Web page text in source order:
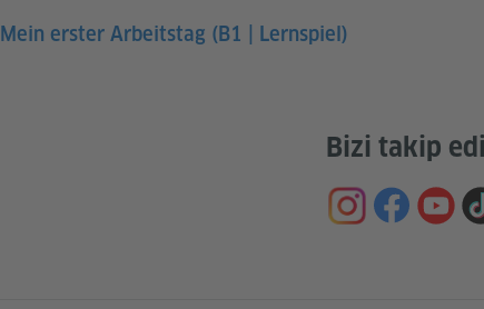
Mein erster Arbeitstag (B1 | Lernspiel)
Bizi takip